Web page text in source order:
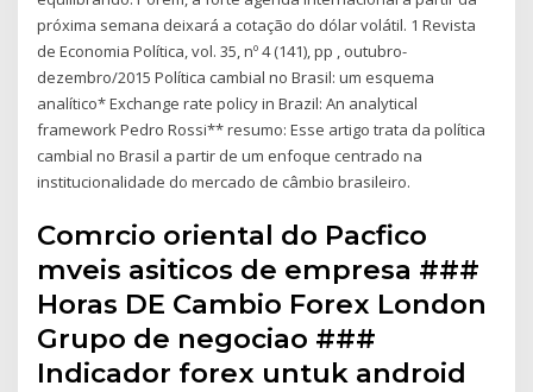
próxima semana deixará a cotação do dólar volátil. 1 Revista
de Economia Política, vol. 35, nº 4 (141), pp , outubro-
dezembro/2015 Política cambial no Brasil: um esquema
analítico* Exchange rate policy in Brazil: An analytical
framework Pedro Rossi** resumo: Esse artigo trata da política
cambial no Brasil a partir de um enfoque centrado na
institucionalidade do mercado de câmbio brasileiro.
Comrcio oriental do Pacfico
mveis asiticos de empresa ###
Horas DE Cambio Forex London
Grupo de negociao ###
Indicador forex untuk android